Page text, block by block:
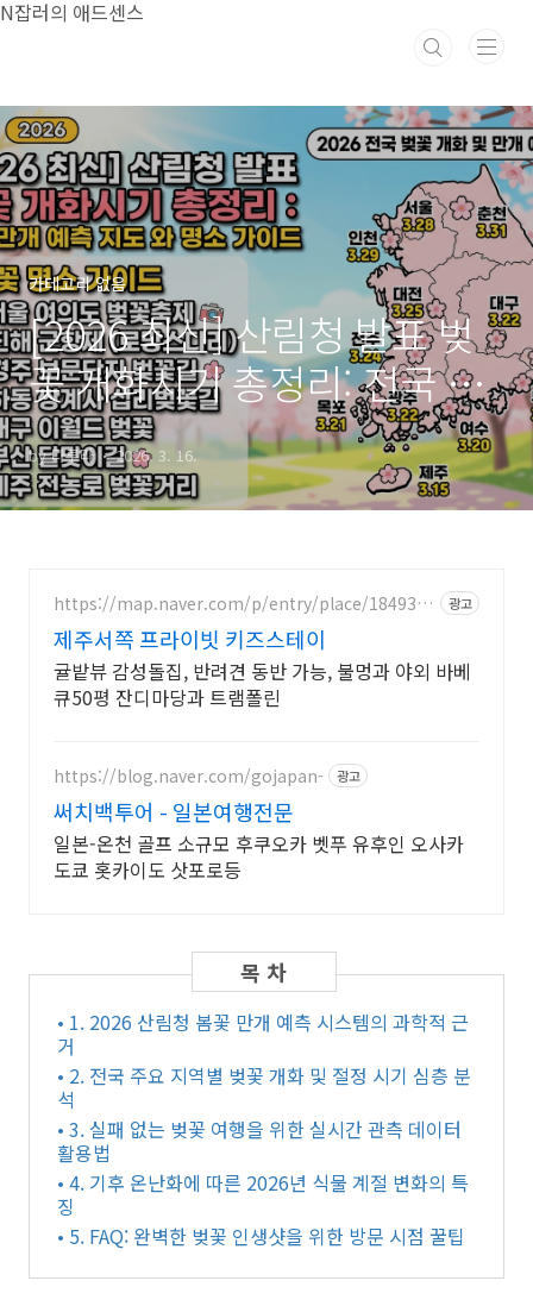
본문 바로가기
N잡러의 애드센스
카테고리 없음
[2026 최신] 산림청 발표 벚
꽃 개화시기 총정리: 전국 만
개 예측 지도와 명소 가이드
by 다루라 2026. 3. 16.
https://map.naver.com/p/entry/place/1849336
광고
제주서쪽 프라이빗 키즈스테이
귤밭뷰 감성돌집, 반려견 동반 가능, 불멍과 야외 바베
큐50평 잔디마당과 트램폴린
https://blog.naver.com/gojapan- 광고
써치백투어 - 일본여행전문
일본-온천 골프 소규모 후쿠오카 벳푸 유후인 오사카
도쿄 홋카이도 삿포로등
• 1. 2026 산림청 봄꽃 만개 예측 시스템의 과학적 근
거
• 2. 전국 주요 지역별 벚꽃 개화 및 절정 시기 심층 분
석
• 3. 실패 없는 벚꽃 여행을 위한 실시간 관측 데이터
활용법
• 4. 기후 온난화에 따른 2026년 식물 계절 변화의 특
징
• 5. FAQ: 완벽한 벚꽃 인생샷을 위한 방문 시점 꿀팁